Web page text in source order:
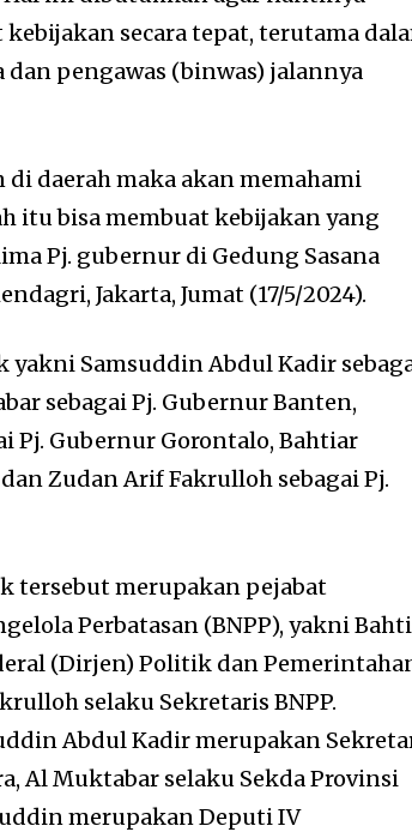
secara tepat, terutama
pengawas (binwas) jalannya
daerah maka akan memahami
itu bisa membuat kebijakan yang
Pj. gubernur di Gedung Sasana
Jakarta, Jumat (17/5/2024).
Samsuddin Abdul Kadir
sebagai Pj. Gubernur Banten,
Pj. Gubernur Gorontalo, Bahtiar
Zudan Arif Fakrulloh sebagai Pj.
tersebut merupakan pejabat
Perbatasan (BNPP), yakni
(Dirjen) Politik dan
selaku Sekretaris BNPP.
Abdul Kadir merupakan
Al Muktabar selaku Sekda Provinsi
merupakan Deputi IV